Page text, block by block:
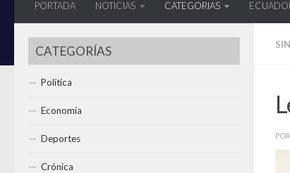
PORTADA NOTICIAS CATEGORIAS
POR
CATEGORÍAS
Política
Economía
Deportes
Crónica